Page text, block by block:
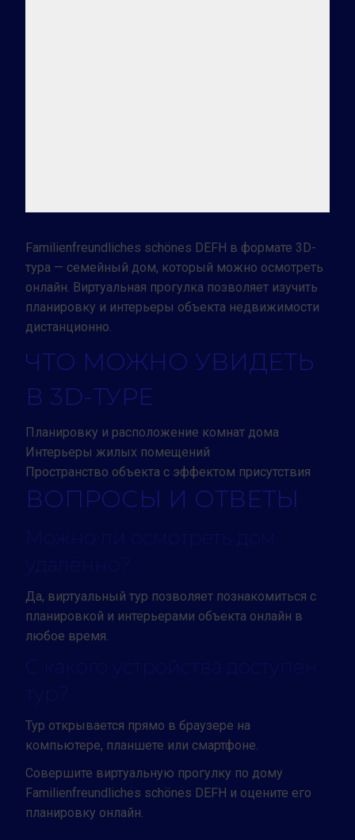
Familienfreundliches schönes DEFH в формате 3D-
тура — семейный дом, который можно осмотреть
онлайн. Виртуальная прогулка позволяет изучить
планировку и интерьеры объекта недвижимости
дистанционно.
ЧТО МОЖНО УВИДЕТЬ
В 3D-ТУРЕ
Планировку и расположение комнат дома
Интерьеры жилых помещений
Пространство объекта с эффектом присутствия
ВОПРОСЫ И ОТВЕТЫ
Можно ли осмотреть дом
удалённо?
Да, виртуальный тур позволяет познакомиться с
планировкой и интерьерами объекта онлайн в
любое время.
С какого устройства доступен
тур?
Тур открывается прямо в браузере на
компьютере, планшете или смартфоне.
Совершите виртуальную прогулку по дому
Familienfreundliches schönes DEFH и оцените его
планировку онлайн.